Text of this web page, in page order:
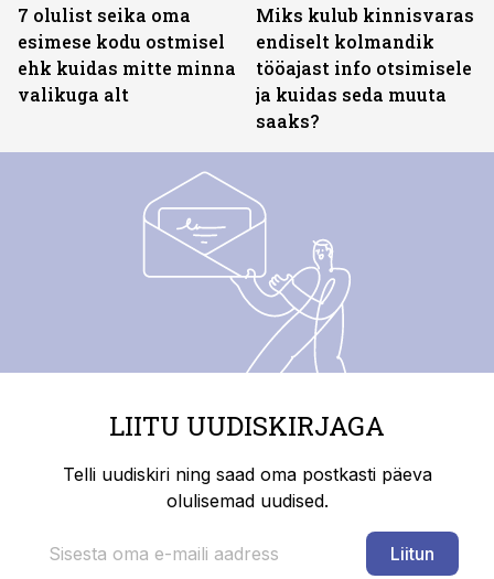
7 olulist seika oma
esimese kodu ostmisel
ehk kuidas mitte minna
valikuga alt
Miks kulub kinnisvaras
endiselt kolmandik
tööajast info otsimisele
ja kuidas seda muuta
saaks?
LIITU UUDISKIRJAGA
Telli uudiskiri ning saad oma postkasti päeva
olulisemad uudised.
Liitun